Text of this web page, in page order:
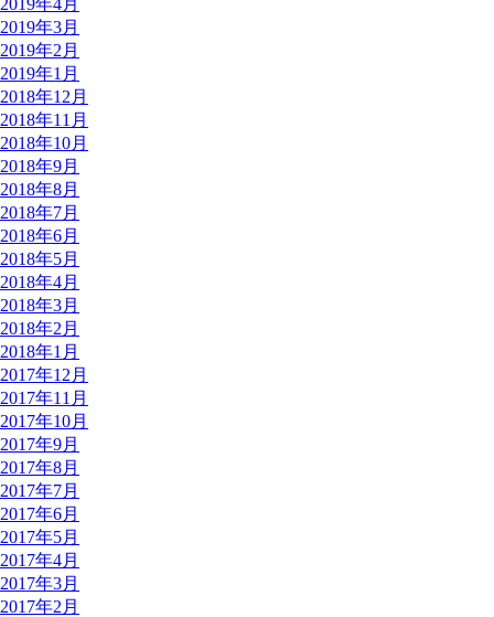
2019年4月
2019年3月
2019年2月
2019年1月
2018年12月
2018年11月
2018年10月
2018年9月
2018年8月
2018年7月
2018年6月
2018年5月
2018年4月
2018年3月
2018年2月
2018年1月
2017年12月
2017年11月
2017年10月
2017年9月
2017年8月
2017年7月
2017年6月
2017年5月
2017年4月
2017年3月
2017年2月